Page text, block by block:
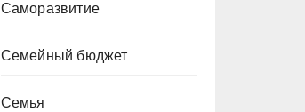
Саморазвитие
Семейный бюджет
Семья